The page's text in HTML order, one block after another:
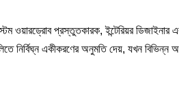
ওয়ারড্রোব প্রস্তুতকারক, ইন্টেরিয়র ডিজাইনার
নির্বিঘ্ন একীকরণের অনুমতি দেয়, যখন বিভিন্ন